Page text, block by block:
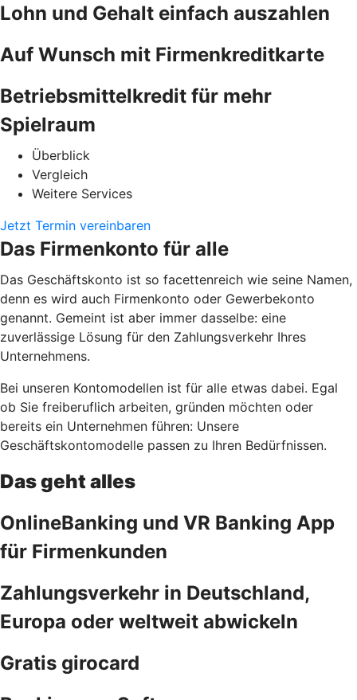
Lohn und Gehalt einfach auszahlen
Auf Wunsch mit Firmenkreditkarte
Betriebsmittelkredit für mehr
Spielraum
Überblick
Vergleich
Weitere Services
Jetzt Termin vereinbaren
Das Firmenkonto für alle
Das Geschäftskonto ist so facettenreich wie seine Namen,
denn es wird auch Firmenkonto oder Gewerbekonto
genannt. Gemeint ist aber immer dasselbe: eine
zuverlässige Lösung für den Zahlungsverkehr Ihres
Unternehmens.
Bei unseren Kontomodellen ist für alle etwas dabei. Egal
ob Sie freiberuflich arbeiten, gründen möchten oder
bereits ein Unternehmen führen: Unsere
Geschäftskontomodelle passen zu Ihren Bedürfnissen.
Das geht alles
OnlineBanking und VR Banking App
für Firmenkunden
Zahlungsverkehr in Deutschland,
Europa oder weltweit abwickeln
Gratis girocard